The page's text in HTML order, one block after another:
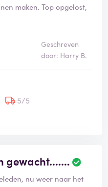
maken. Top opgelost,
Geschreven
door: Harry B.
5/5
gewacht.......
nu weer naar het